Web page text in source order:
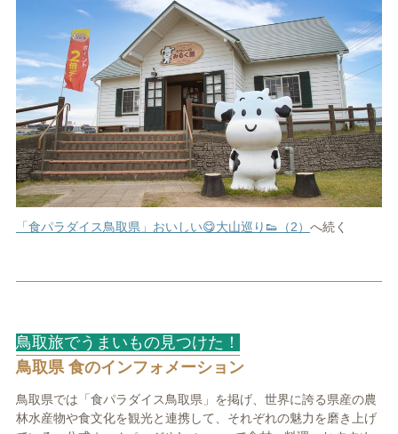
「食パラダイス鳥取県」おいしい😋大山巡り👟（2） へ続く
鳥取旅でうまいもの見つけた！
鳥取県 食のインフォメーション
鳥取県では「食パラダイス鳥取県」を掲げ、世界に誇る県産の農
林水産物や食文化を観光と連携して、それぞれの魅力を磨き上げ